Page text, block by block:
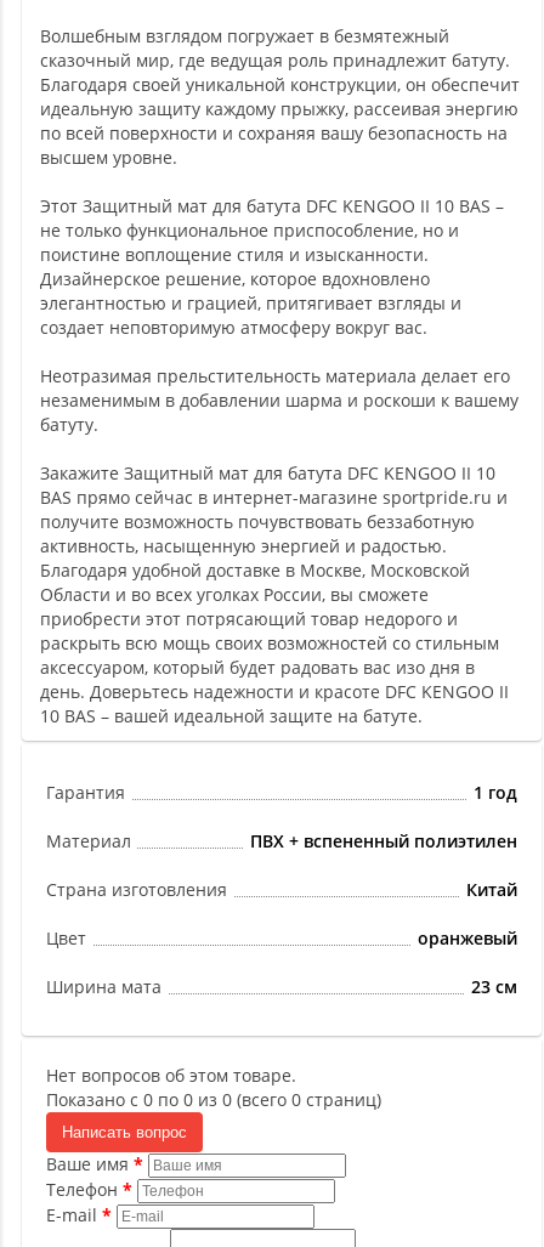
Волшебным взглядом погружает в безмятежный
сказочный мир, где ведущая роль принадлежит батуту.
Благодаря своей уникальной конструкции, он обеспечит
идеальную защиту каждому прыжку, рассеивая энергию
по всей поверхности и сохраняя вашу безопасность на
высшем уровне.
Этот Защитный мат для батута DFC KENGOO II 10 BAS –
не только функциональное приспособление, но и
поистине воплощение стиля и изысканности.
Дизайнерское решение, которое вдохновлено
элегантностью и грацией, притягивает взгляды и
создает неповторимую атмосферу вокруг вас.
Неотразимая прельстительность материала делает его
незаменимым в добавлении шарма и роскоши к вашему
батуту.
Закажите Защитный мат для батута DFC KENGOO II 10
BAS прямо сейчас в интернет-магазине sportpride.ru и
получите возможность почувствовать беззаботную
активность, насыщенную энергией и радостью.
Благодаря удобной доставке в Москве, Московской
Области и во всех уголках России, вы сможете
приобрести этот потрясающий товар недорого и
раскрыть всю мощь своих возможностей со стильным
аксессуаром, который будет радовать вас изо дня в
день. Доверьтесь надежности и красоте DFC KENGOO II
10 BAS – вашей идеальной защите на батуте.
Гарантия 1 год
Материал ПВХ + вспененный полиэтилен
Страна изготовления Китай
Цвет оранжевый
Ширина мата 23 см
Нет вопросов об этом товаре.
Показано с 0 по 0 из 0 (всего 0 страниц)
Написать вопрос
Ваше имя
Телефон
E-mail